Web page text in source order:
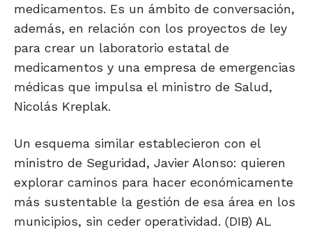
medicamentos. Es un ámbito de conversación,
además, en relación con los proyectos de ley
para crear un laboratorio estatal de
medicamentos y una empresa de emergencias
médicas que impulsa el ministro de Salud,
Nicolás Kreplak.
Un esquema similar establecieron con el
ministro de Seguridad, Javier Alonso: quieren
explorar caminos para hacer económicamente
más sustentable la gestión de esa área en los
municipios, sin ceder operatividad. (DIB) AL